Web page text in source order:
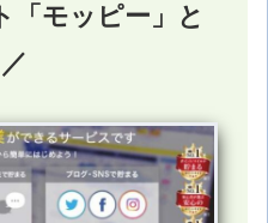
「モッピー」と